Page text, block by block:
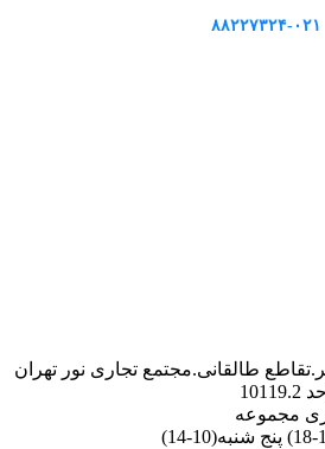
۸۸۲۲۷۳۲۴-۰۲۱
طالقانی.مجتمع تجاری نور تهران
مجموعه